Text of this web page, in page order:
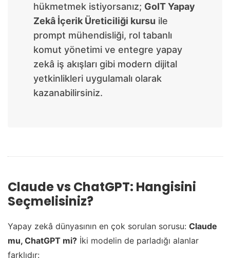
hükmetmek istiyorsanız; GoIT Yapay
Zekâ İçerik Üreticiliği kursu ile
prompt mühendisliği, rol tabanlı
komut yönetimi ve entegre yapay
zekâ iş akışları gibi modern dijital
yetkinlikleri uygulamalı olarak
kazanabilirsiniz.
Claude vs ChatGPT: Hangisini
Seçmelisiniz?
Yapay zekâ dünyasının en çok sorulan sorusu: Claude
mu, ChatGPT mi? İki modelin de parladığı alanlar
farklıdır: